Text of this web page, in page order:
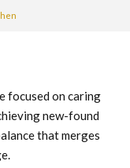
focused on caring
new-found
that merges